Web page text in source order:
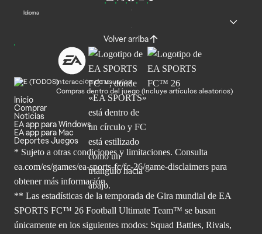
Idioma
Volver arriba
Interacción de usuarios
Compras dentro del juego (Incluye artículos aleatorios)
Inicio
Comprar
Noticias
EA app para Windows
EA app para Mac
Deportes Juegos
* Sujeto a otras condiciones y limitaciones. Consulta
ea.com/es/games/ea-sports-fc/fc-26/game-disclaimers para
obtenermás información.
** Las estadísticas de la temporada de Gira mundial de EA
SPORTS FC™ 26 Football Ultimate Team™ se basan
únicamente en los siguientes modos: Squad Battles, Rivals,